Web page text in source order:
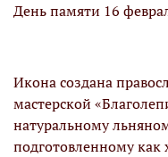
День памяти 16
Икона создана
мастерской
натуральному
подготовленному как